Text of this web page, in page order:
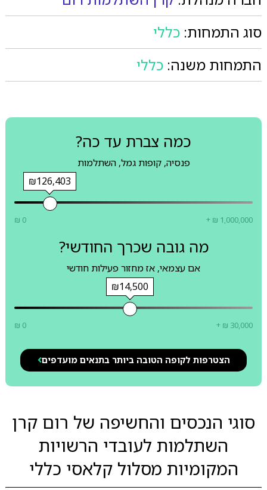
סוג התמחות: כללי
התמחות משנה: כללי
כמה צברת עד כה?
פנסיה, קופות גמל, השתלמות
₪126,403
₪ 0 + ₪ 1,000,000
מה גובה שכרך החודשי?
אם עצמאי, אז מחזור פעילות חודשי
₪14,500
₪ 0 + ₪ 30,000
הצטרפות לקופה הטובה ביותר בתנאים מועדפים
סוגי הנכסים והחשיפה של רום קרן
השתלמות לעובדי הרשויות
המקומיות מסלול קלאסי כללי